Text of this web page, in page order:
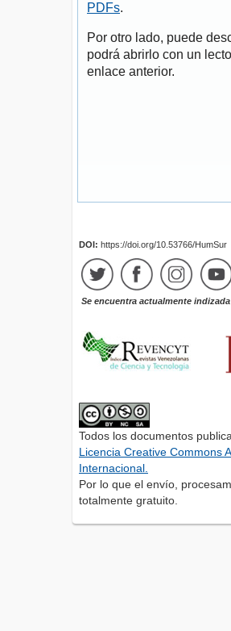
PDFs.
Por otro lado, puede
podrá abrirlo con un
enlace anterior.
DOI: https://doi.org/10.53766/HumSur
Se encuentra actualmente
Todos los documentos
Licencia Creative Commons
Internacional.
Por lo que el envío,
totalmente gratuito.